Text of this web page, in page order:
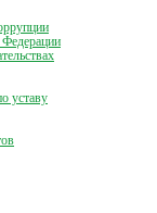
Федерации
уставу